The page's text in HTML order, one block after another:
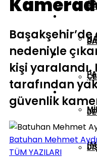
YEREL
nedeniyle
kişi
tarafından
güvenlik
Batuhan Mehmet
TÜM YAZILARI